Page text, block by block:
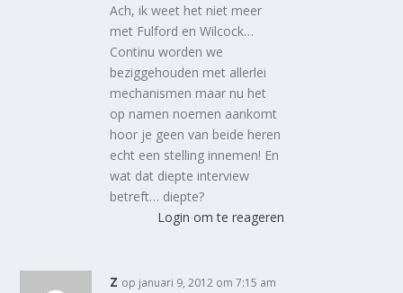
Ach, ik weet het niet meer
met Fulford en Wilcock…
Continu worden we
beziggehouden met allerlei
mechanismen maar nu het
op namen noemen aankomt
hoor je geen van beide heren
echt een stelling innemen! En
wat dat diepte interview
betreft… diepte?
Login om te reageren
z op januari 9, 2012 om 7:15 am